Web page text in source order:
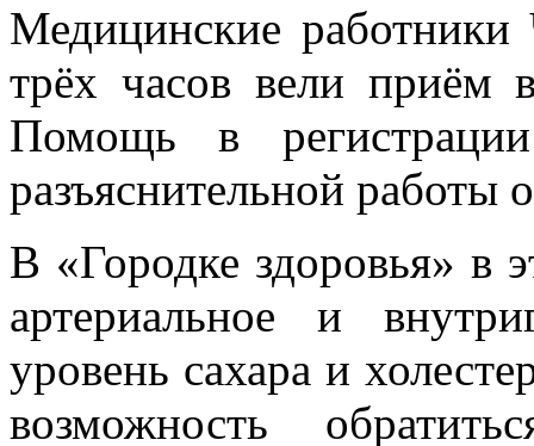
Медицинские
трёх часов вели приём
Помощь в
разъяснительной работы
В «Городке здоровья» в
артериальное и
уровень сахара и
возможность